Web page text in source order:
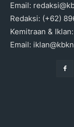
Email:
Redaksi: (+62)
Kemitraan &
Email: